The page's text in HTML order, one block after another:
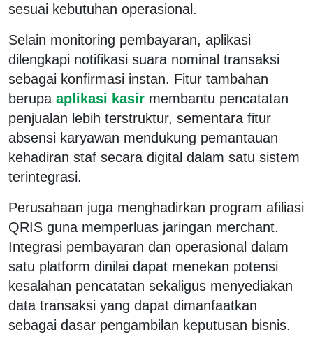
sesuai kebutuhan operasional.
Selain monitoring pembayaran, aplikasi
dilengkapi notifikasi suara nominal transaksi
sebagai konfirmasi instan. Fitur tambahan
berupa aplikasi kasir membantu pencatatan
penjualan lebih terstruktur, sementara fitur
absensi karyawan mendukung pemantauan
kehadiran staf secara digital dalam satu sistem
terintegrasi.
Perusahaan juga menghadirkan program afiliasi
QRIS guna memperluas jaringan merchant.
Integrasi pembayaran dan operasional dalam
satu platform dinilai dapat menekan potensi
kesalahan pencatatan sekaligus menyediakan
data transaksi yang dapat dimanfaatkan
sebagai dasar pengambilan keputusan bisnis.